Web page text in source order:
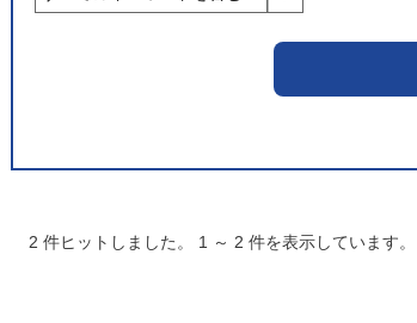
2 件ヒットしました。 1 ～ 2 件を表示しています。